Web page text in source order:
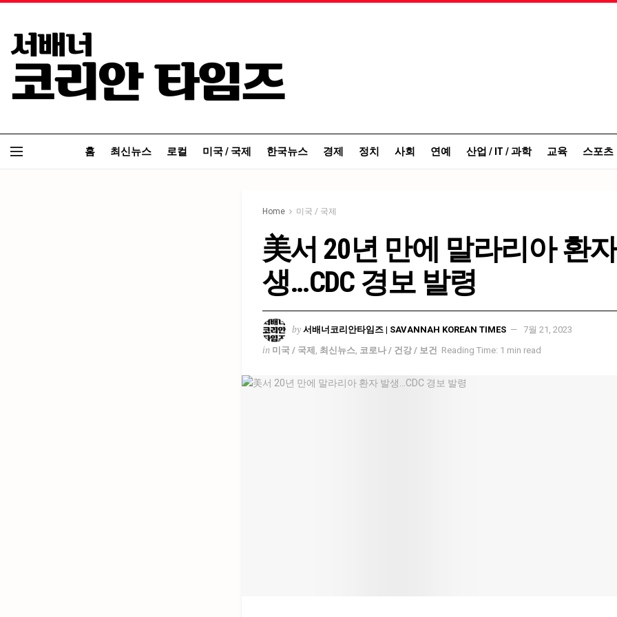
홈 최신뉴스 로컬 미국 / 국제 한국뉴스 경제 정치 사회 연예 산업 / IT / 과학 교육 스포츠
Home 미국 / 국제
美서 20년 만에 말라리아 환
생…CDC 경보 발령
by 서배너코리안타임즈 | SAVANNAH KOREAN TIMES 7월 21, 2023
in 미국 / 국제 최신뉴스 코로나 / 건강 / 보건 Reading Time: 1 min read